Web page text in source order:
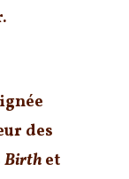
des
Birth et